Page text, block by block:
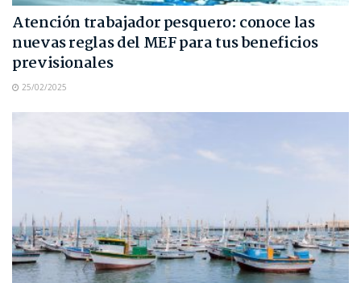
Atención trabajador pesquero: conoce las
nuevas reglas del MEF para tus beneficios
previsionales
25/02/2025